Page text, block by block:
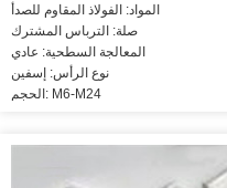
المواد: الفولاذ المقاوم للصدأ
صلة: الترباس المشترك
المعالجة السطحية: عادي
نوع الرأس: إسفين
الحجم: M6-M24